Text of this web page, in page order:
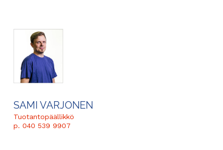
SAMI VARJONEN
Tuotantopäällikkö
p. 040 539 9907